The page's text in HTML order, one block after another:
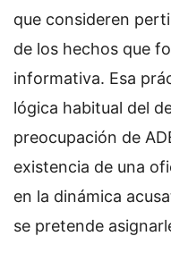
que consideren
de los hechos que
informativa. Esa
lógica habitual del
preocupación de
existencia de una
en la dinámica
se pretende